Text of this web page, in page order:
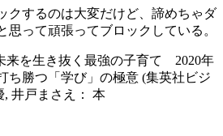
クするのは大変だけど、諦めちゃダ
思って頑張ってブロックしている。
来を生き抜く最強の子育て 2020年
ち勝つ「学び」の極意 (集英社ビジ
, 井戸まさえ： 本